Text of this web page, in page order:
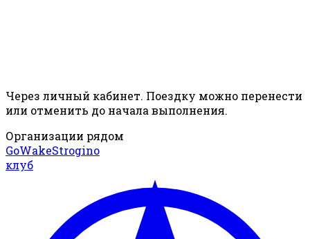
Через личный кабинет. Поездку можно перенести
или отменить до начала выполнения.
Организации рядом
GoWakeStrogino
клуб